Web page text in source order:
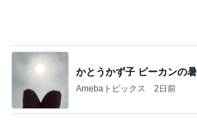
鉄分はレバーと延々と話す
エアコンを止めて過ごす清